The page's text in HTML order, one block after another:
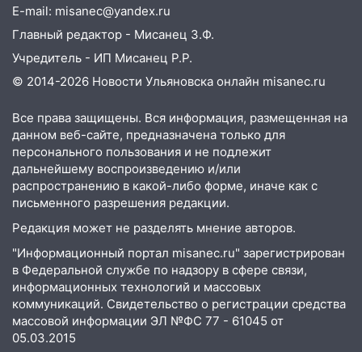
хаски: куда сходить в Ульяновской
области 8–9 августа
10:11 Директора ульяновской
«Нефтяной топливной компании» будут
налогов
09:28 Дети на дорогах: пострадали
велосипедисты, мотоциклисты и
пешеходы. Обзор крупных аварий в
Ульяновской области
08:30
Поджог со свечой, 16 сгоревших
домов и выстрел за водку
07:50 Какая погоды будет днем 8
августа
06:45
Императорский мост в
Ульяновске останется закрытым до
E-mail: misanec@yandex.ru
Главный редактор - Мисанец З.Ф.
Учредитель - ИП Мисанец Р.Р.
© 2014-2026 Новости Ульяновска онлайн misanec.ru
Все права защищены. Вся информация, размещенная на
данном веб-сайте, предназначена только для
персонального пользования и не подлежит
дальнейшему воспроизведению и/или
распространению в какой-либо форме, иначе как с
письменного разрешения редакции.
Редакция может не разделять мнение авторов.
"Информационный портал misanec.ru" зарегистрирован
в Федеральной службе по надзору в сфере связи,
информационных технологий и массовых
коммуникаций. Свидетельство о регистрации средства
массовой информации ЭЛ №ФС 77 - 61045 от
05.03.2015